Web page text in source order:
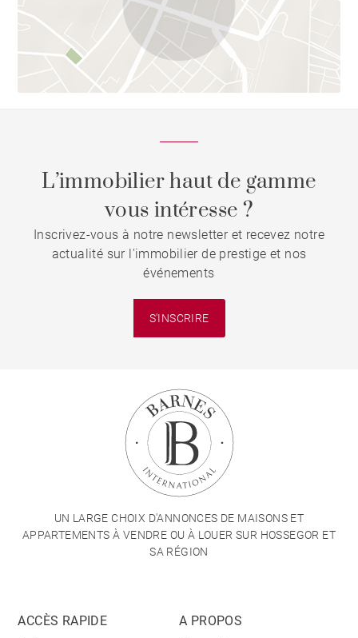
L’immobilier haut de gamme
vous intéresse ?
Inscrivez-vous à notre newsletter et recevez notre
actualité sur l'immobilier de prestige et nos
événements
S'INSCRIRE
UN LARGE CHOIX D'ANNONCES DE MAISONS ET
APPARTEMENTS À VENDRE OU À LOUER SUR HOSSEGOR ET
SA RÉGION
ACCÈS RAPIDE
A PROPOS